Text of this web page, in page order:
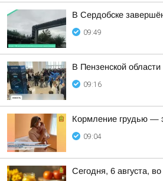
В Сердобске
09:49
В Пензенской
09:16
Кормление грудью —
09:04
Сегодня, 6 августа,